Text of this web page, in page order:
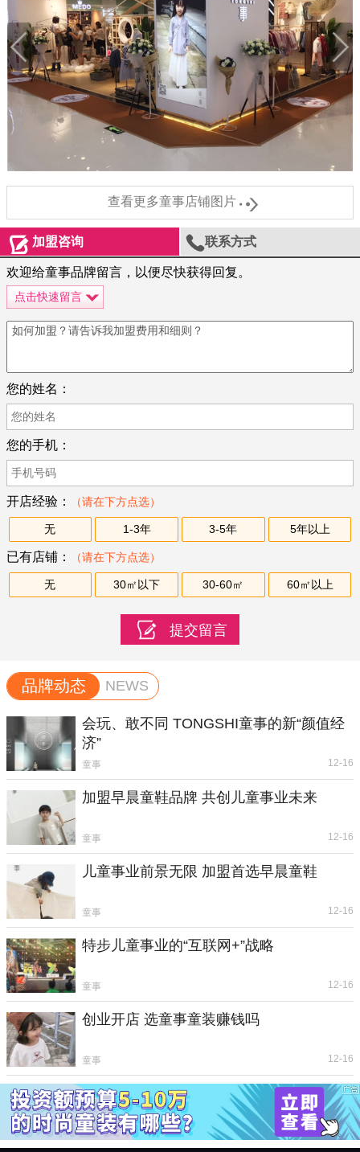
查看更多童事店铺图片
加盟咨询 联系方式
欢迎给童事品牌留言，以便尽快获得回复。
点击快速留言
您的姓名：
您的手机：
开店经验： （请在下方点选）
无 1-3年 3-5年 5年以上
已有店铺： （请在下方点选）
无 30㎡以下 30-60㎡ 60㎡以上
品牌动态 NEWS
会玩、敢不同 TONGSHI童事的新“颜值经
济”
童事 12-16
加盟早晨童鞋品牌 共创儿童事业未来
童事 12-16
儿童事业前景无限 加盟首选早晨童鞋
童事 12-16
特步儿童事业的“互联网+”战略
童事 12-16
创业开店 选童事童装赚钱吗
童事 12-16